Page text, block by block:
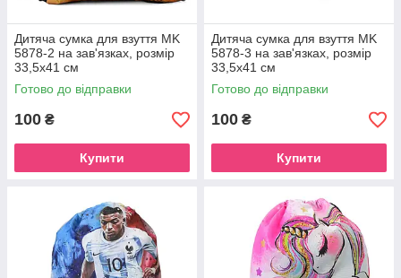
Дитяча сумка для взуття MK
5878-2 на зав'язках, розмір
33,5х41 см
Готово до відправки
100 ₴
Купити
Дитяча сумка для взуття MK
5878-3 на зав'язках, розмір
33,5х41 см
Готово до відправки
100 ₴
Купити